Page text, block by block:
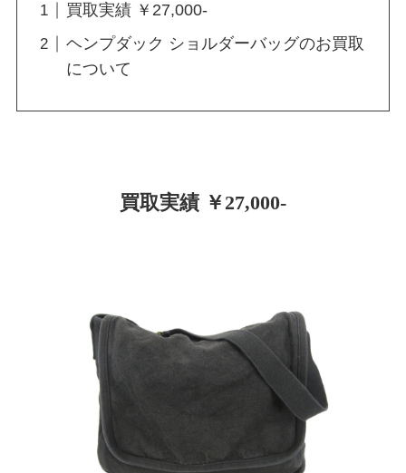
買取実績 ￥27,000-
ヘンプダック ショルダーバッグのお買取
について
買取実績 ￥27,000-